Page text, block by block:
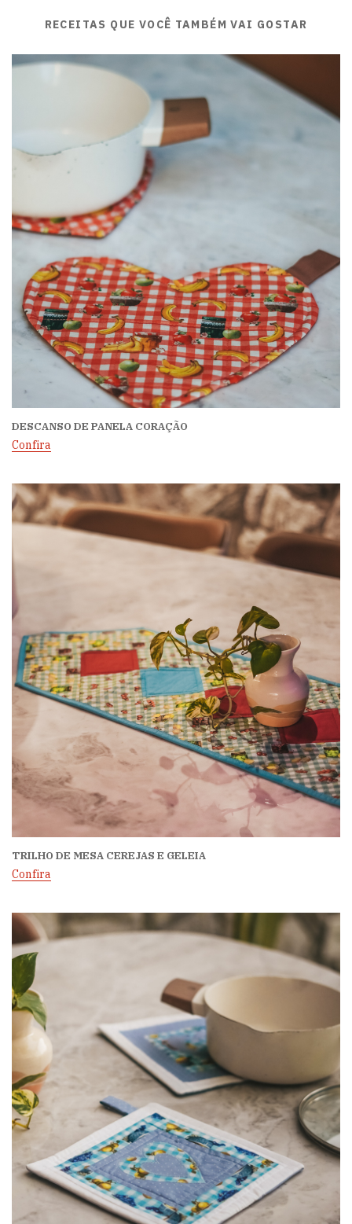
RECEITAS QUE VOCÊ TAMBÉM VAI GOSTAR
DESCANSO DE PANELA CORAÇÃO
Confira
TRILHO DE MESA CEREJAS E GELEIA
Confira